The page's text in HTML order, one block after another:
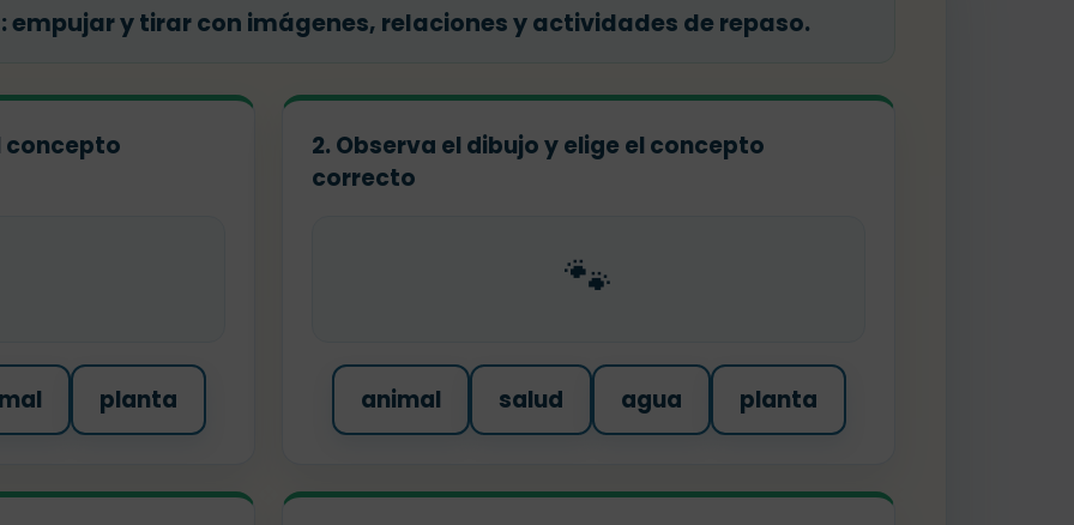
empujar y tirar con imágenes, relaciones y actividades de repaso.
concepto
planta
2. Observa el dibujo y elige el concepto
correcto
🐾
animal salud agua planta